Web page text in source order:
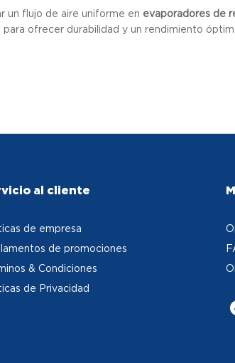
un flujo de aire uniforme en evaporadores de
ofrecer durabilidad y un rendimiento
al cliente
de empresa
de promociones
& Condiciones
de Privacidad